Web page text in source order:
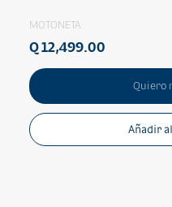
MOTONETA
Q 12,499.00
Quiero
Añadir